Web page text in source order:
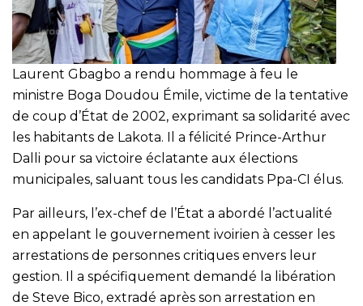
Laurent Gbagbo a rendu hommage à feu le
ministre Boga Doudou Émile, victime de la tentative
de coup d’État de 2002, exprimant sa solidarité avec
les habitants de Lakota. Il a félicité Prince-Arthur
Dalli pour sa victoire éclatante aux élections
municipales, saluant tous les candidats Ppa-CI élus.
Par ailleurs, l’ex-chef de l’État a abordé l’actualité
en appelant le gouvernement ivoirien à cesser les
arrestations de personnes critiques envers leur
gestion. Il a spécifiquement demandé la libération
de Steve Bico, extradé après son arrestation en